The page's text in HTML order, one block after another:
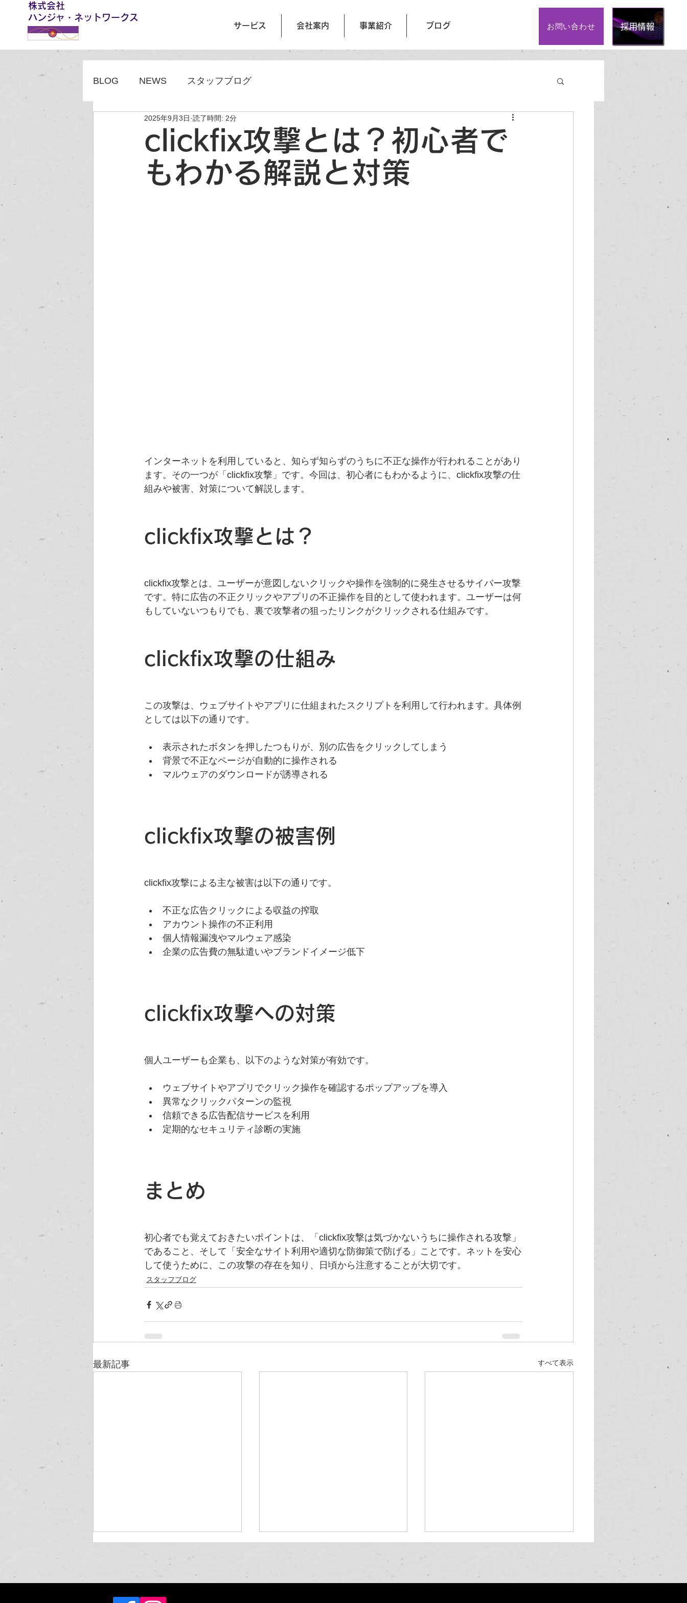
株式会社
​ハンジャ・ネットワークス
サービス 会社案内 事業紹介 ブログ お問い合わせ 採用情報
BLOG NEWS スタッフブログ
clickfix攻撃とは？初心者で
もわかる解説と対策
2025年9月3日 読了時間: 2分
インターネットを利用していると、知らず知らずのうちに不正な操作が行われることがあり
ます。その一つが「clickfix攻撃」です。今回は、初心者にもわかるように、clickfix攻撃の仕
組みや被害、対策について解説します。
clickfix攻撃とは？
clickfix攻撃とは、ユーザーが意図しないクリックや操作を強制的に発生させるサイバー攻撃
です。特に広告の不正クリックやアプリの不正操作を目的として使われます。ユーザーは何
もしていないつもりでも、裏で攻撃者の狙ったリンクがクリックされる仕組みです。
clickfix攻撃の仕組み
この攻撃は、ウェブサイトやアプリに仕組まれたスクリプトを利用して行われます。具体例
としては以下の通りです。
表示されたボタンを押したつもりが、別の広告をクリックしてしまう
背景で不正なページが自動的に操作される
マルウェアのダウンロードが誘導される
clickfix攻撃の被害例
clickfix攻撃による主な被害は以下の通りです。
不正な広告クリックによる収益の搾取
アカウント操作の不正利用
個人情報漏洩やマルウェア感染
企業の広告費の無駄遣いやブランドイメージ低下
clickfix攻撃への対策
個人ユーザーも企業も、以下のような対策が有効です。
ウェブサイトやアプリでクリック操作を確認するポップアップを導入
異常なクリックパターンの監視
信頼できる広告配信サービスを利用
定期的なセキュリティ診断の実施
まとめ
初心者でも覚えておきたいポイントは、「clickfix攻撃は気づかないうちに操作される攻撃」
であること、そして「安全なサイト利用や適切な防御策で防げる」ことです。ネットを安心
して使うために、この攻撃の存在を知り、日頃から注意することが大切です。
スタッフブログ
最新記事 すべて表示